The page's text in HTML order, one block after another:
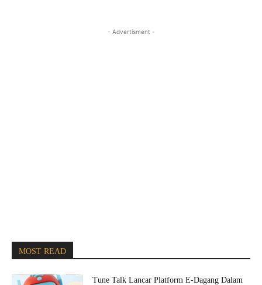
- Advertisment -
MOST READ
Tune Talk Lancar Platform E-Dagang Dalam